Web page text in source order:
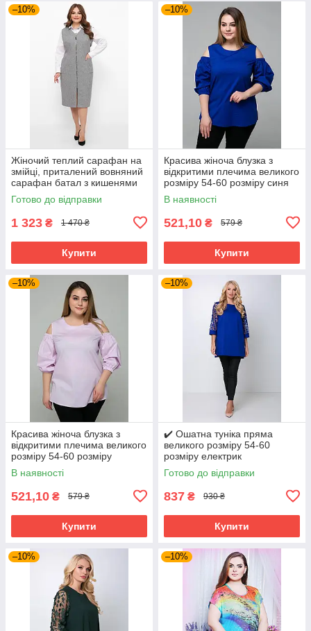
–10%
Жіночий теплий сарафан на
змійці, приталений вовняний
сарафан батал з кишенями
великих розмірів 54-64
розміри сірий
Готово до відправки
1 323 ₴ 1 470 ₴
Купити
–10%
Красива жіноча блузка з
відкритими плечима великого
розміру 54-60 розміру синя
В наявності
521,10 ₴ 579 ₴
Купити
–10%
Красива жіноча блузка з
відкритими плечима великого
розміру 54-60 розміру
бузкова
В наявності
521,10 ₴ 579 ₴
Купити
–10%
✔️ Ошатна туніка пряма
великого розміру 54-60
розміру електрик
Готово до відправки
837 ₴ 930 ₴
Купити
–10% –10%